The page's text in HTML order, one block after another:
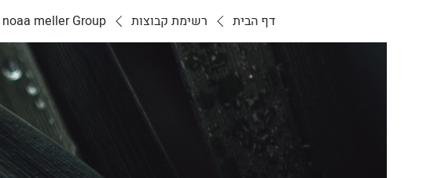
דף הבית רשימת קבוצות noaa meller Group